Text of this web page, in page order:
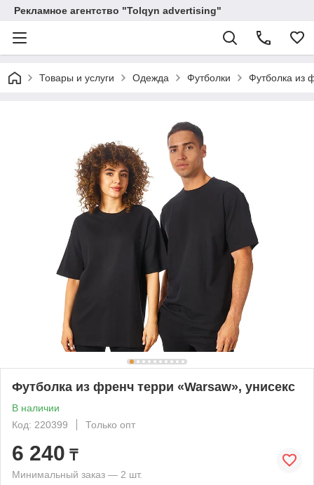
Рекламное агентство "Tolqyn advertising"
Товары и услуги Одежда Футболки Футболка из
Футболка из френч терри «Warsaw», унисекс
В наличии
Код: 220399
Только опт
6 240 ₸
Минимальный заказ — 2 шт.